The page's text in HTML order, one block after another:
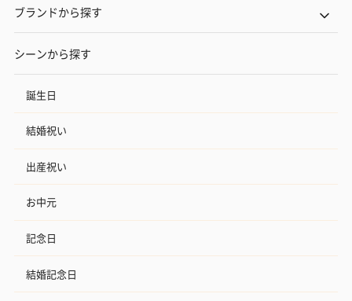
ブランドから探す
シーンから探す
誕生日
結婚祝い
出産祝い
お中元
記念日
結婚記念日